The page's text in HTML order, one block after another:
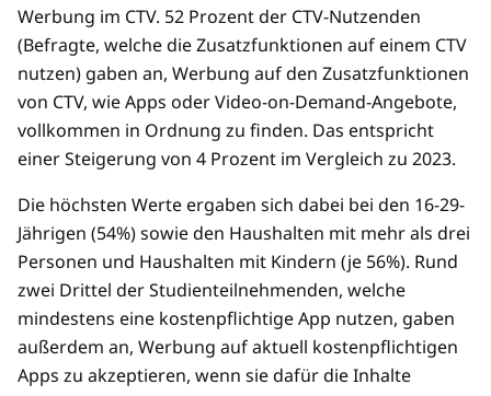
Werbung im CTV. 52 Prozent der CTV-Nutzenden
(Befragte, welche die Zusatzfunktionen auf einem CTV
nutzen) gaben an, Werbung auf den Zusatzfunktionen
von CTV, wie Apps oder Video-on-Demand-Angebote,
vollkommen in Ordnung zu finden. Das entspricht
einer Steigerung von 4 Prozent im Vergleich zu 2023.
Die höchsten Werte ergaben sich dabei bei den 16-29-
Jährigen (54%) sowie den Haushalten mit mehr als drei
Personen und Haushalten mit Kindern (je 56%). Rund
zwei Drittel der Studienteilnehmenden, welche
mindestens eine kostenpflichtige App nutzen, gaben
außerdem an, Werbung auf aktuell kostenpflichtigen
Apps zu akzeptieren, wenn sie dafür die Inhalte